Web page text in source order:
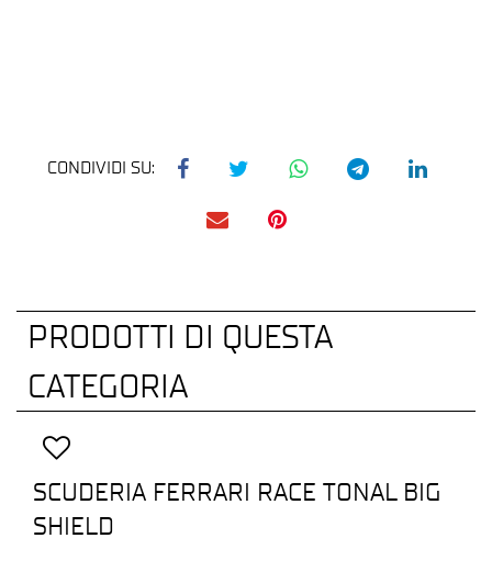
CONDIVIDI SU:
PRODOTTI DI QUESTA
CATEGORIA
SCUDERIA FERRARI RACE TONAL BIG
SHIELD